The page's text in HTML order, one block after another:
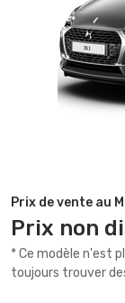
Prix de vente au
Prix non
* Ce modèle n'est
toujours trouver